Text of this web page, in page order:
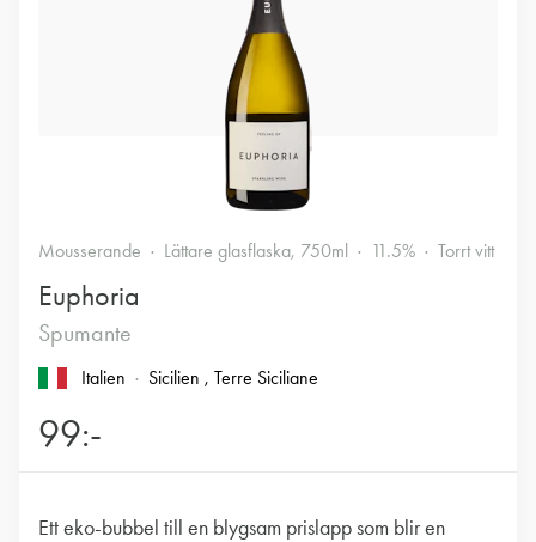
Mousserande Lättare glasflaska, 750ml 11.5% Torrt vitt
Euphoria
Spumante
Italien Sicilien , Terre Siciliane
99:-
Ett eko-bubbel till en blygsam prislapp som blir en